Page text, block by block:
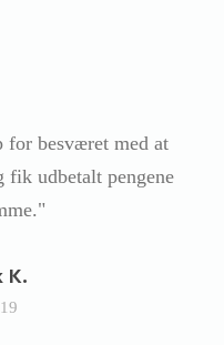
for besværet med at
udbetalt pengene
K.